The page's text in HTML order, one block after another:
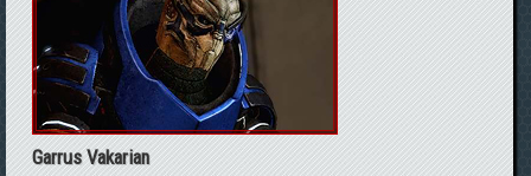
Garrus Vakarian